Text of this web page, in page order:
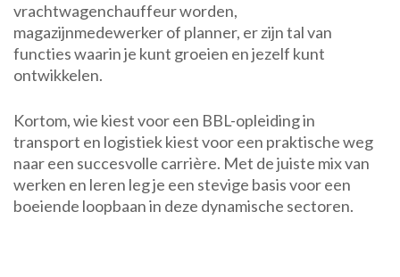
vrachtwagenchauffeur worden,
magazijnmedewerker of planner, er zijn tal van
functies waarin je kunt groeien en jezelf kunt
ontwikkelen.
Kortom, wie kiest voor een BBL-opleiding in
transport en logistiek kiest voor een praktische weg
naar een succesvolle carrière. Met de juiste mix van
werken en leren leg je een stevige basis voor een
boeiende loopbaan in deze dynamische sectoren.